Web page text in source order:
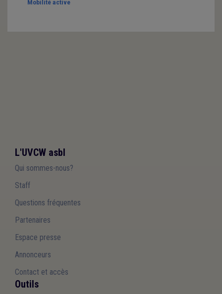
Mobilité active
L'UVCW asbl
Qui sommes-nous?
Staff
Questions fréquentes
Partenaires
Espace presse
Annonceurs
Contact et accès
Outils